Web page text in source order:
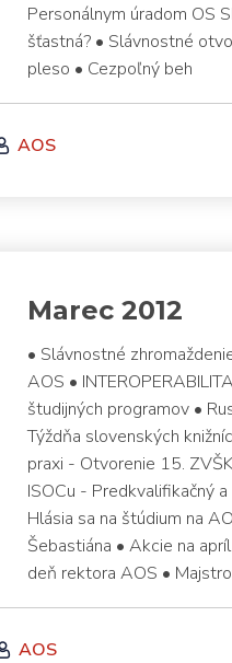
Personálnym úradom OS
šťastná? • Slávnostné
pleso • Cezpoľný beh
AOS
Marec 2012
• Slávnostné
AOS •
študijných programov •
Týždňa slovenských
praxi - Otvorenie 15.
ISOCu - Predkvalifikačný
Hlásia sa na štúdium na
Šebastiána • Akcie na
deň rektora AOS •
AOS